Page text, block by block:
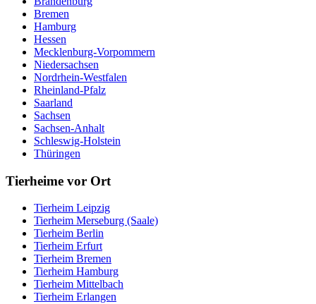
Bremen
Hamburg
Hessen
Mecklenburg-Vorpommern
Niedersachsen
Nordrhein-Westfalen
Rheinland-Pfalz
Saarland
Sachsen
Sachsen-Anhalt
Schleswig-Holstein
Thüringen
Tierheime vor Ort
Tierheim Leipzig
Tierheim Merseburg (Saale)
Tierheim Berlin
Tierheim Erfurt
Tierheim Bremen
Tierheim Hamburg
Tierheim Mittelbach
Tierheim Erlangen